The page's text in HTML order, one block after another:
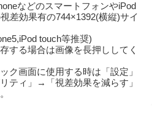
などのスマートフォンやiPod
差効果有の744×1392(横縦)サイ
touch等推奨)
する場合は画像を長押ししてく
ク画面に使用する時は「設定」
ティ」→「視差効果を減らす」